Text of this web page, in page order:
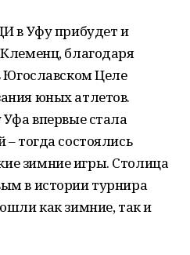
в Уфу прибудет и
благодаря
Югославском Целе
юных атлетов.
впервые стала
– тогда состоялись
зимние игры. Столица
в истории турнира
как зимние, так и